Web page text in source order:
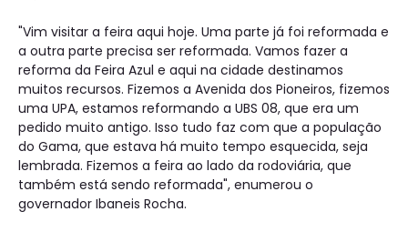
"Vim visitar a feira aqui hoje. Uma parte já foi reformada e
a outra parte precisa ser reformada. Vamos fazer a
reforma da Feira Azul e aqui na cidade destinamos
muitos recursos. Fizemos a Avenida dos Pioneiros, fizemos
uma UPA, estamos reformando a UBS 08, que era um
pedido muito antigo. Isso tudo faz com que a população
do Gama, que estava há muito tempo esquecida, seja
lembrada. Fizemos a feira ao lado da rodoviária, que
também está sendo reformada", enumerou o
governador Ibaneis Rocha.